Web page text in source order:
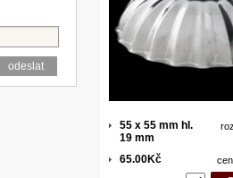
55 x 55 mm hl.
19 mm
65.00Kč